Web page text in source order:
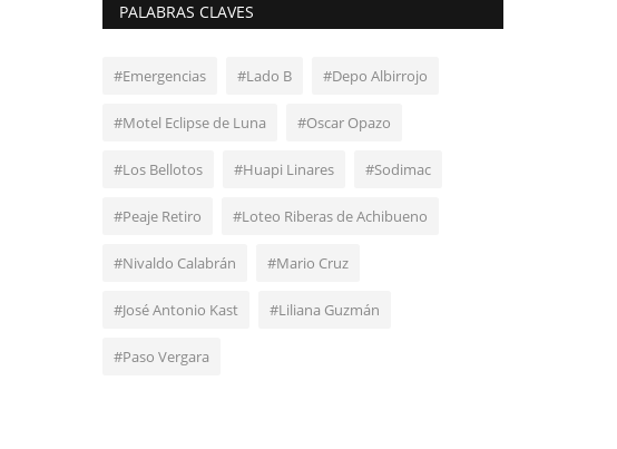
PALABRAS CLAVES
#Emergencias #Lado B #Depo Albirrojo
#Motel Eclipse de Luna #Oscar Opazo
#Los Bellotos #Huapi Linares #Sodimac
#Peaje Retiro #Loteo Riberas de Achibueno
#Nivaldo Calabrán #Mario Cruz
#José Antonio Kast #Liliana Guzmán
#Paso Vergara